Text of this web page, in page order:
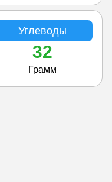
Углеводы
32
Грамм